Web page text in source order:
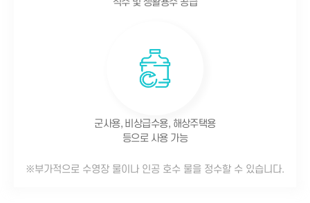
군사용, 비상급수용, 해상주택용
등으로 사용 가능
※부가적으로 수영장 물이나 인공 호수 물을 정수할 수 있습니다.